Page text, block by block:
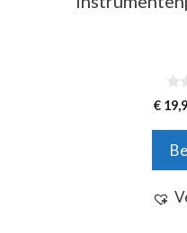
0
v
5
€